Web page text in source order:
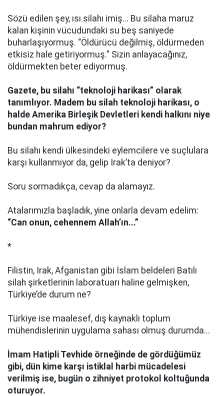
Sözü edilen şey, ısı silahı imiş... Bu silaha maruz
kalan kişinin vücudundaki su beş saniyede
buharlaşıyormuş. “Öldürücü değilmiş, öldürmeden
etkisiz hale getiriyormuş.” Sizin anlayacağınız,
öldürmekten beter ediyormuş.
Gazete, bu silahı “teknoloji harikası” olarak
tanımlıyor. Madem bu silah teknoloji harikası, o
halde Amerika Birleşik Devletleri kendi halkını niye
bundan mahrum ediyor?
Bu silahı kendi ülkesindeki eylemcilere ve suçlulara
karşı kullanmıyor da, gelip Irak’ta deniyor?
Soru sormadıkça, cevap da alamayız.
Atalarımızla başladık, yine onlarla devam edelim:
“Can onun, cehennem Allah’ın...”
*
Filistin, Irak, Afganistan gibi İslam beldeleri Batılı
silah şirketlerinin laboratuarı haline gelmişken,
Türkiye’de durum ne?
Türkiye ise maalesef, dış kaynaklı toplum
mühendislerinin uygulama sahası olmuş durumda...
İmam Hatipli Tevhide örneğinde de gördüğümüz
gibi, dün kime karşı istiklal harbi mücadelesi
verilmiş ise, bugün o zihniyet protokol koltuğunda
oturuyor.